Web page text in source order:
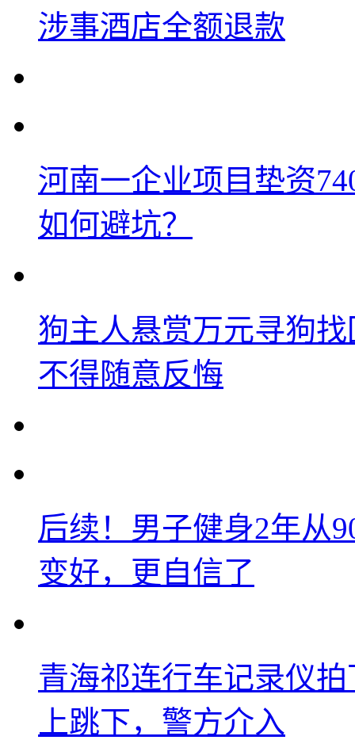
涉事酒店全额退款
河南一企业项目垫资
如何避坑？
狗主人悬赏万元寻狗
不得随意反悔
后续！男子健身2年从
变好，更自信了
青海祁连行车记录仪
上跳下，警方介入